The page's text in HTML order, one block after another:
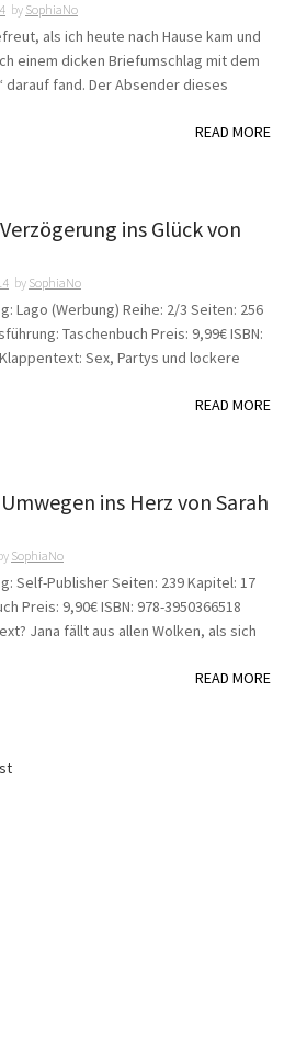
by SophiaNo
als ich heute nach Hause kam und
einem dicken Briefumschlag mit dem
darauf fand. Der Absender dieses
READ MORE
ins Glück von
by SophiaNo
Lago (Werbung) Reihe: 2/3 Seiten: 256
Taschenbuch Preis: 9,99€ ISBN:
Sex, Partys und lockere
READ MORE
ins Herz von Sarah
SophiaNo
Self-Publisher Seiten: 239 Kapitel: 17
Preis: 9,90€ ISBN: 978-3950366518
Jana fällt aus allen Wolken, als sich
READ MORE